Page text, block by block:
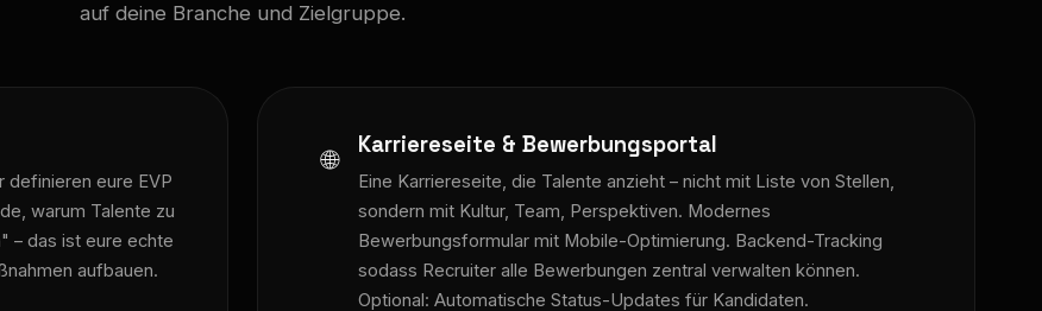
auf deine Branche und Zielgruppe.
definieren eure EVP
warum Talente zu
– das ist eure echte
aufbauen.
🌐 Karriereseite & Bewerbungsportal
Eine Karriereseite, die Talente anzieht – nicht mit Liste von Stellen,
sondern mit Kultur, Team, Perspektiven. Modernes
Bewerbungsformular mit Mobile-Optimierung. Backend-Tracking
sodass Recruiter alle Bewerbungen zentral verwalten können.
Optional: Automatische Status-Updates für Kandidaten.